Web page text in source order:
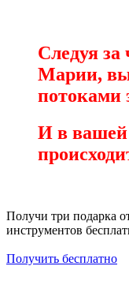
Следуя
Марии,
потоками
И в
Получи три подарка
инструментов
Получить бесплатно